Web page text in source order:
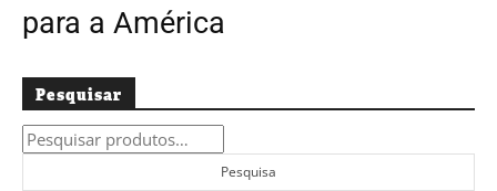
para a América
Pesquisar
Pesquisar
por:
Pesquisa